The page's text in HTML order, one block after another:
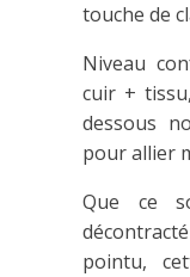
touche de
Niveau
cuir +
dessous
pour allier
Que ce
pointu,